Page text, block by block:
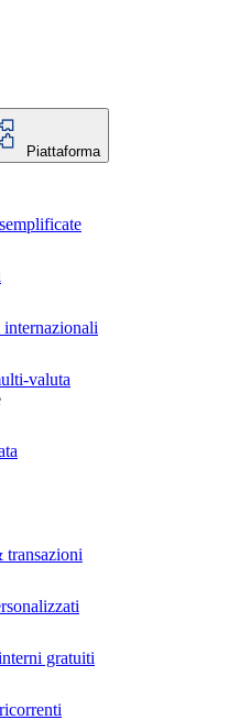
Piattaforma
valuta
gratuiti